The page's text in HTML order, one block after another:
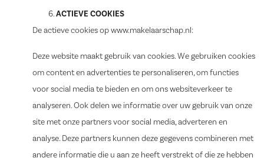
ACTIEVE COOKIES
De actieve cookies op www.makelaarschap.nl:
Deze website maakt gebruik van cookies. We gebruiken cookies
om content en advertenties te personaliseren, om functies
voor social media te bieden en om ons websiteverkeer te
analyseren. Ook delen we informatie over uw gebruik van onze
site met onze partners voor social media, adverteren en
analyse. Deze partners kunnen deze gegevens combineren met
andere informatie die u aan ze heeft verstrekt of die ze hebben